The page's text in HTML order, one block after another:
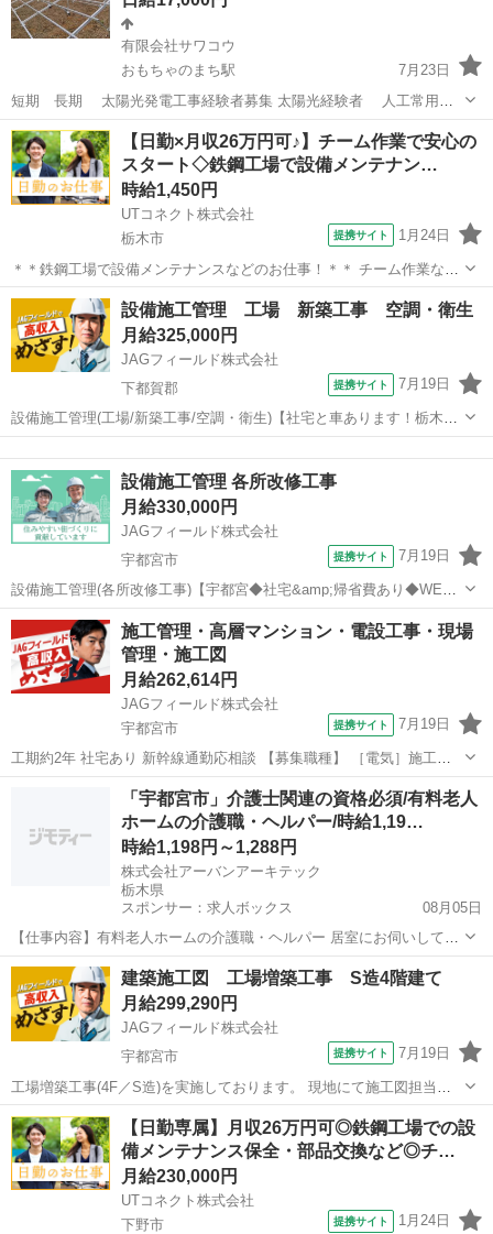
有限会社サワコウ
おもちゃのまち駅
7月23日
短期 長期 太陽光発電工事経験者募集 太陽光経験者 人工常用
17000 交通費別途 インパクト必須 日本人に限る 業務内容: 茨城県
稲敷市を拠点に関東全域での太陽光発電工事 重機オペレーター 、移
動、ゴミ運搬 杭...
栃木 下都賀郡 おもちゃのまち駅 その他 太陽光発電
【日勤×月収26万円可♪】チーム作業で安心の
スタート◇鉄鋼工場で設備メンテナン…
時給1,450円
UTコネクト株式会社
栃木市
提携サイト 1月24日
＊＊鉄鋼工場で設備メンテナンスなどのお仕事！＊＊ チーム作業なの
で達成感を感じられるお仕事です♪ サポートを受けながら安心して働
けます！ ＜具体的には…＞ ◆設備メンテナンス ◆パーツ交換 ◆部品
の運搬 ※リーダーの指示...
栃木 栃木市 その他
設備施工管理 工場 新築工事 空調・衛生
月給325,000円
JAGフィールド株式会社
下都賀郡
提携サイト 7月19日
設備施工管理(工場/新築工事/空調・衛生)【社宅と車あります！栃木・
野木町】 ◆◇工場(S造／2F)新築工事◆設備施工管理◇◆ゼネコンと
の打合せ・現場管理(安全・工程・品質)・書類作成・図面修正(使用ソ
フト：Tfas)な...
設備施工管理 各所改修工事
月給330,000円
JAGフィールド株式会社
宇都宮市
提携サイト 7月19日
設備施工管理(各所改修工事)【宇都宮◆社宅&amp;帰省費あり◆WEB
選考】 ◆◇スピード採用◆設備施工管理者◇◆安全・工程・品質管
理、書類作成(安全書類・報告書類・施工台帳など)・図面修正(Tfas)を
お任せいたします...
栃木 宇都宮市 その他
施工管理・高層マンション・電設工事・現場
管理・施工図
月給262,614円
JAGフィールド株式会社
宇都宮市
提携サイト 7月19日
工期約2年 社宅あり 新幹線通勤応相談 【募集職種】 ［電気］施工管
理／現場監督 【応募資格】 ・実務経験5年以上 ・普通自動車運転免許
・基本PC／AutoCADスキル 【担当現場】 宇都宮市／集合住宅新築工
宇都宮市 その他
「宇都宮市」介護士関連の資格必須/有料老人
ホームの介護職・ヘルパー/時給1,19…
時給1,198円～1,288円
株式会社アーバンアーキテック
栃木県
スポンサー：求人ボックス
08月05日
【仕事内容】有料老人ホームの介護職・ヘルパー 居室にお伺いしての
介護(身体介護、生活援助など) 併設のデイサービス業務(レクリエーシ
ョン、入浴介助など) サービス提供時間:9:00~17:00 訪問介護/デイサー
ビス両方の業務とな...
アルバイト・パート
建築施工図 工場増築工事 S造4階建て
月給299,290円
JAGフィールド株式会社
宇都宮市
提携サイト 7月19日
工場増築工事(4F／S造)を実施しております。 現地にて施工図担当者
を増員募集◎ 施工図取り纏めや納まり検討などの業務をお任せしま
す。 【業務内容】 ●図面作成・チェック ●打合せ対応(施工担当・
顧客など) ●...
栃木 宇都宮市 その他
【日勤専属】月収26万円可◎鉄鋼工場での設
備メンテナンス保全・部品交換など◎チ…
月給230,000円
UTコネクト株式会社
下野市
提携サイト 1月24日